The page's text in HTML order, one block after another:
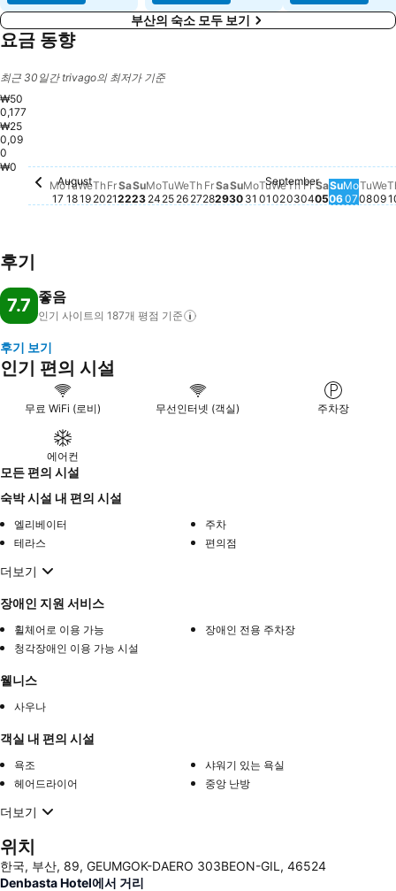
부산의 숙소 모두 보기
요금 동향
최근 30일간 trivago의 최저가 기준
₩50
0,177
₩25
0,09
0
₩0
Monday, August 17
₩54,058
August
Mo
17
Tuesday, August 18
₩54,026
Tu
18
Wednesday, August 19
₩50,921
We
19
Thursday, August 20
₩53,434
Th
20
Friday, August 21
₩58,691
Fr
21
Saturday, August 22
₩77,400
Sa
22
Sunday, August 23
₩53,434
Su
23
Monday, August 24
₩54,371
Mo
24
Tuesday, August 25
₩53,861
Tu
25
Wednesday, August 26
₩53,911
We
26
Thursday, August 27
₩53,960
Th
27
Friday, August 28
₩58,707
Fr
28
Saturday, August 29
₩77,449
Sa
29
Sunday, August 30
₩53,599
Su
30
Monday, August 31
₩53,254
Mo
31
Tuesday,
₩55,701
September
Tu
01
Wednesday,
₩57,738
We
02
Thursday,
₩57,524
Th
03
Friday,
₩67,117
Fr
04
Saturday,
₩82,164
Sa
05
Sunday,
₩57,524
Su
06
Mo
07
Tu
08
We
09
후기
7.7 좋음
인기 사이트의 187개 평점 기준
후기 보기
인기 편의 시설
무료 WiFi (로비) 무선인터넷 (객실) 주차장
에어컨
모든 편의 시설
숙박 시설 내 편의 시설
엘리베이터
주차
테라스
편의점
더보기
장애인 지원 서비스
휠체어로 이용 가능
장애인 전용 주차장
청각장애인 이용 가능 시설
웰니스
사우나
객실 내 편의 시설
욕조
샤워기 있는 욕실
헤어드라이어
중앙 난방
더보기
위치
한국, 부산, 89, GEUMGOK-DAERO 303BEON-GIL, 46524
Denbasta Hotel에서 거리